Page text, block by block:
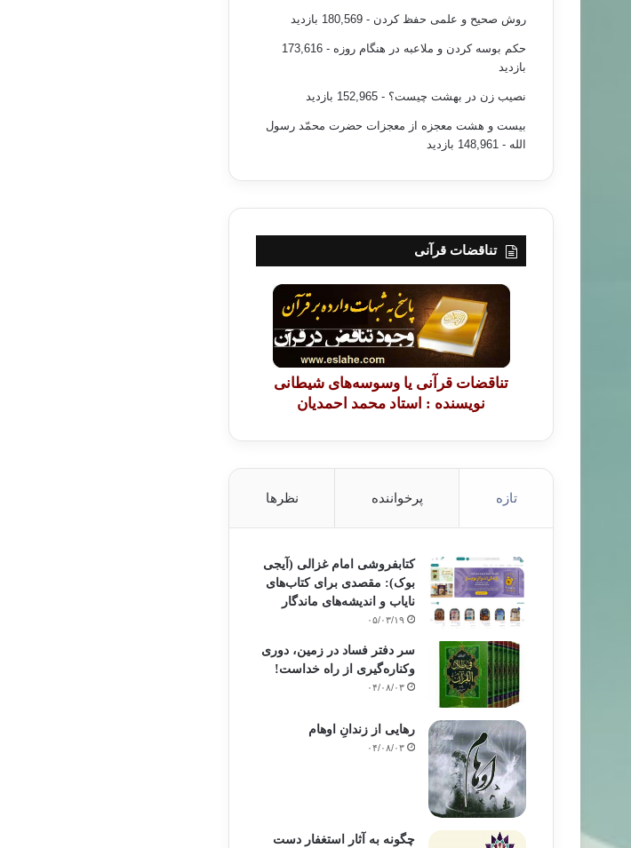
روش صحیح و علمی حفظ کردن - 180,569 بازدید
حکم بوسه کردن و ملاعبه در هنگام روزه
- 173,616
بازدید
نصیب زن در بهشت چیست؟ - 152,965 بازدید
بیست و هشت معجزه از معجزات حضرت محمّد رسول
الله - 148,961 بازدید
تناقضات قرآنی
تناقضات قرآنی یا وسوسه‌های شیطانی
نویسنده : استاد محمد احمدیان
تازه پرخواننده نظرها
کتابفروشی امام غزالی (آیجی
بوک): مقصدی برای کتاب‌های
نایاب و اندیشه‌های ماندگار
۰۵/۰۳/۱۹
سر دفتر فساد در زمین‌، دوری
وکناره‌گیری از راه خداست‌!
۰۴/۰۸/۰۳
رهایی از زندانِ اوهام
۰۴/۰۸/۰۳
چگونه به آثار استغفار دست